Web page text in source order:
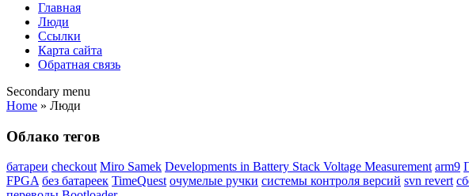
Главная
Люди
Ссылки
Карта сайта
Обратная связь
Secondary menu
Home » Люди
Облако тегов
батареи checkout Miro Samek Developments in Battery Stack Voltage Measurement arm9
FPGA без батареек TimeQuest очумелые ручки системы контроля версий svn revert